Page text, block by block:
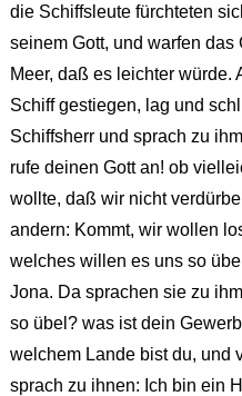
die Schiffsleute fürchteten
seinem Gott, und warfen das
Meer, daß es leichter würde.
Schiff gestiegen, lag und
Schiffsherr und sprach zu
rufe deinen Gott an! ob
wollte, daß wir nicht
andern: Kommt, wir wollen
welches willen es uns so
Jona. Da sprachen sie zu
so übel? was ist dein
welchem Lande bist du, und
sprach zu ihnen: Ich bin ein